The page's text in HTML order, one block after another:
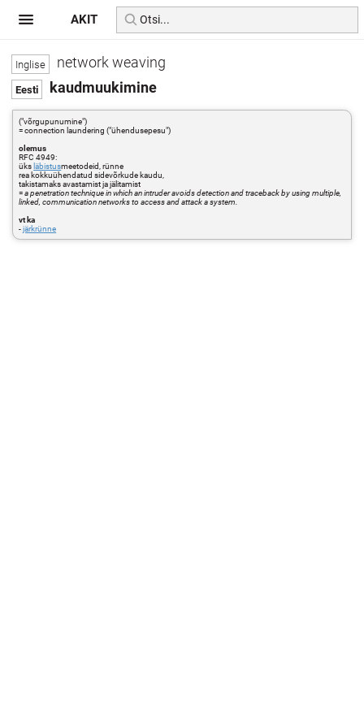
network weaving
kaudmuukimine
("võrgupunumine")
= connection laundering ("ühendusepesu")
olemus
RFC 4949:
üks läbistusmeetodeid, rünne
rea kokkuühendatud sidevõrkude kaudu,
takistamaks avastamist ja jälitamist
=a penetration technique in which an intruder avoids detection and traceback by using multiple,
linked, communication networks to access and attack a system.
vt ka
-järkrünne
AKIT